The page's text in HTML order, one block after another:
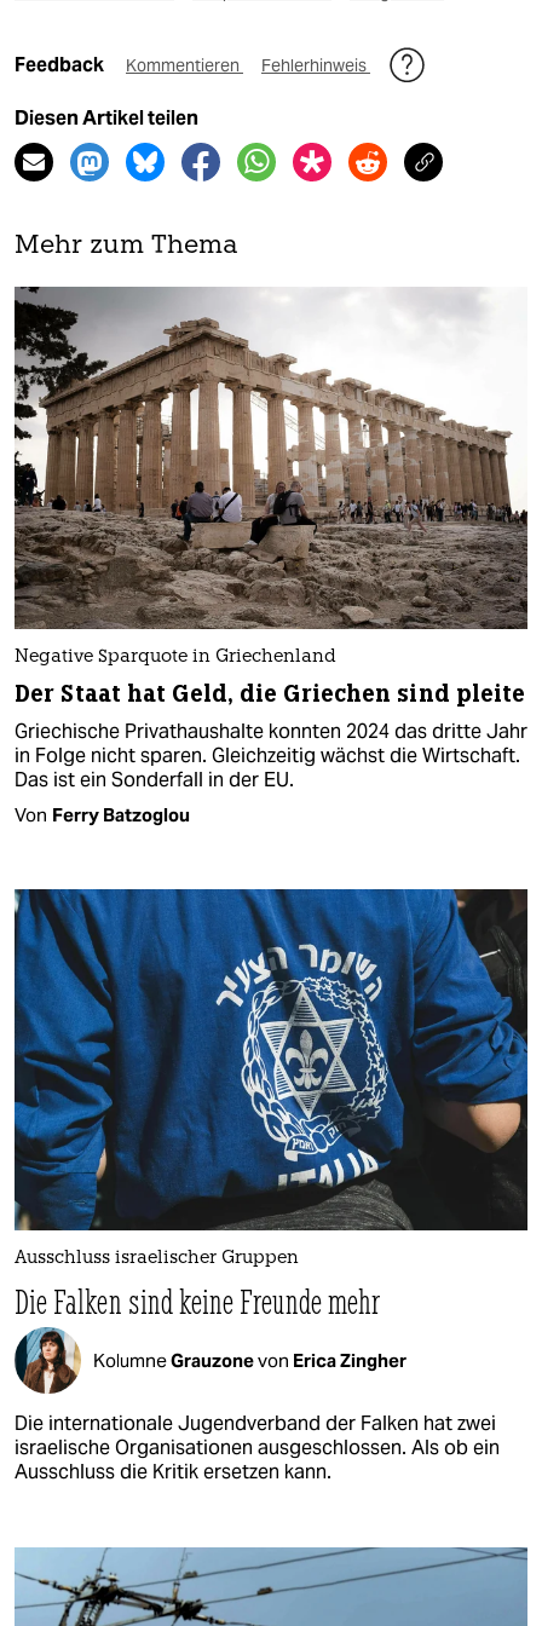
Feedback Kommentieren Fehlerhinweis
Diesen Artikel teilen
Mehr zum Thema
Negative Sparquote in Griechenland
Der Staat hat Geld, die Griechen sind pleite
Griechische Privathaushalte konnten 2024 das dritte Jahr
in Folge nicht sparen. Gleichzeitig wächst die Wirtschaft.
Das ist ein Sonderfall in der EU.
Von Ferry Batzoglou
Ausschluss israelischer Gruppen
Die Falken sind keine Freunde mehr
KolumneGrauzonevon Erica Zingher
Die internationale Jugendverband der Falken hat zwei
israelische Organisationen ausgeschlossen. Als ob ein
Ausschluss die Kritik ersetzen kann.